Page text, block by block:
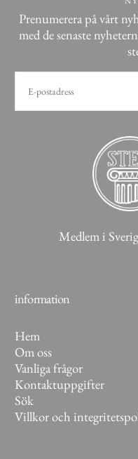
Prenumerera på vårt
med de senaste
POST
Medlem i
information
Hem
Om oss
Vanliga frågor
Kontaktuppgifter
Sök
Villkor och